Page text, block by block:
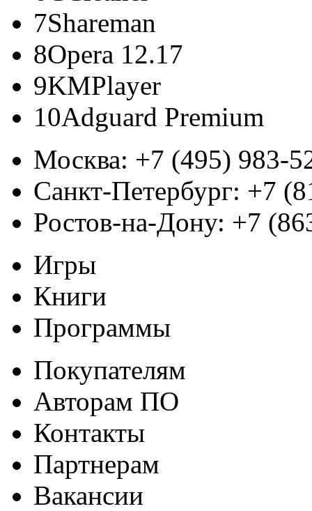
Контроль темпетаруты и скорости вентиляторов.
Измерение частоты FPS
EVEREST Ultimate Edition...
Диагностики и анализа компьютера.
7Shareman
8Opera 12.17
9KMPlayer
10Adguard Premium
Москва: +7 (495) 983-
Санкт-Петербург: +7
Ростов-на-Дону: +7
Игры
Книги
Программы
Покупателям
Авторам ПО
Контакты
Партнерам
Вакансии